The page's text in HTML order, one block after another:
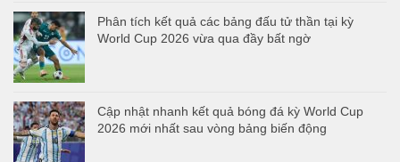
Phân tích kết quả các bảng đấu tử thần tại kỳ
World Cup 2026 vừa qua đầy bất ngờ
Cập nhật nhanh kết quả bóng đá kỳ World Cup
2026 mới nhất sau vòng bảng biến động